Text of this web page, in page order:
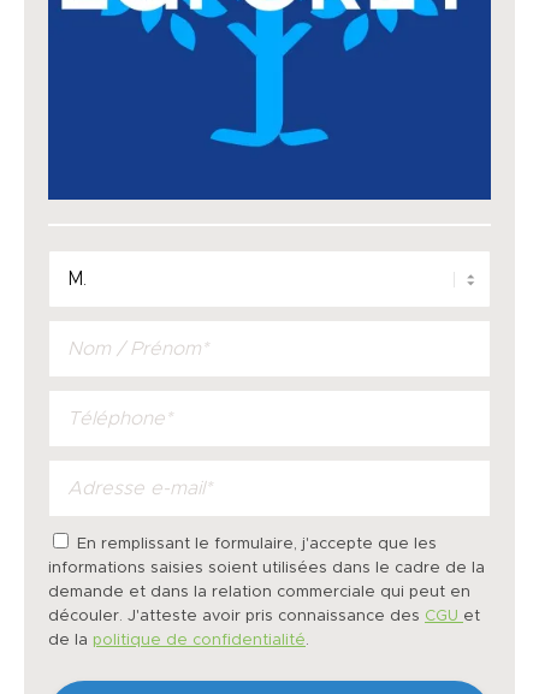
En remplissant le formulaire, j'accepte que les
informations saisies soient utilisées dans le cadre de la
demande et dans la relation commerciale qui peut en
découler. J'atteste avoir pris connaissance des CGU et
de la politique de confidentialité.